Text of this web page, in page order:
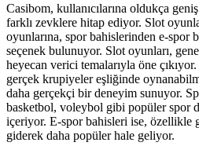
Casibom, kullanıcılarına oldukça
farklı zevklere hitap ediyor. Slot
oyunlarına, spor bahislerinden e-spor
seçenek bulunuyor. Slot oyunları,
heyecan verici temalarıyla öne
gerçek krupiyeler eşliğinde
daha gerçekçi bir deneyim sunuyor.
basketbol, voleybol gibi popüler spor
içeriyor. E-spor bahisleri ise, özellikle
giderek daha popüler hale geliyor.